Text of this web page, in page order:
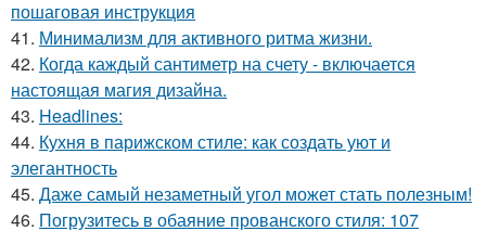
пошаговая инструкция
41. Минимализм для активного ритма жизни.
42. Когда каждый сантиметр на счету - включается
настоящая магия дизайна.
43. Headlines:
44. Кухня в парижском стиле: как создать уют и
элегантность
45. Даже самый незаметный угол может стать полезным!
46. Погрузитесь в обаяние прованского стиля: 107